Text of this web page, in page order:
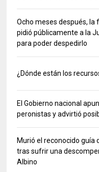
Ocho meses después, la
pidió públicamente a la
para poder despedirlo
¿Dónde están los
El Gobierno nacional
peronistas y advirtió
Murió el reconocido guía
tras sufrir una
Albino